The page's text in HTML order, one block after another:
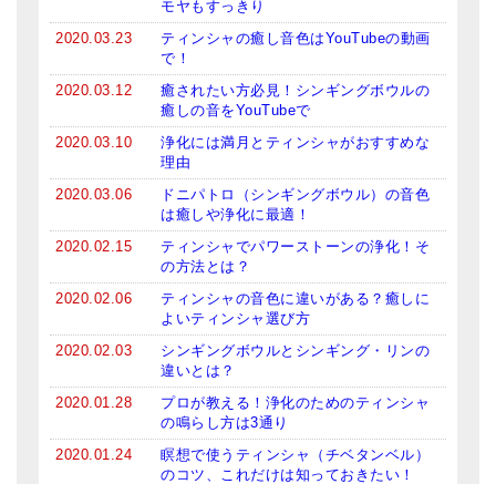
モヤもすっきり
2020.03.23
ティンシャの癒し音色はYouTubeの動画
で！
2020.03.12
癒されたい方必見！シンギングボウルの
癒しの音をYouTubeで
2020.03.10
浄化には満月とティンシャがおすすめな
理由
2020.03.06
ドニパトロ（シンギングボウル）の音色
は癒しや浄化に最適！
2020.02.15
ティンシャでパワーストーンの浄化！そ
の方法とは？
2020.02.06
ティンシャの音色に違いがある？癒しに
よいティンシャ選び方
2020.02.03
シンギングボウルとシンギング・リンの
違いとは？
2020.01.28
プロが教える！浄化のためのティンシャ
の鳴らし方は3通り
2020.01.24
瞑想で使うティンシャ（チベタンベル）
のコツ、これだけは知っておきたい！